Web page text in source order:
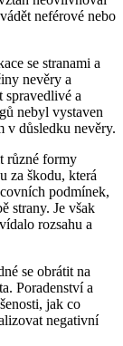
neférové nebo
se stranami a
nevěry a
spravedlivé a
nebyl vystaven
v důsledku nevěry.
různé formy
za škodu, která
podmínek,
strany. Je však
rozsahu a
se obrátit na
Poradenství a
jak co
negativní